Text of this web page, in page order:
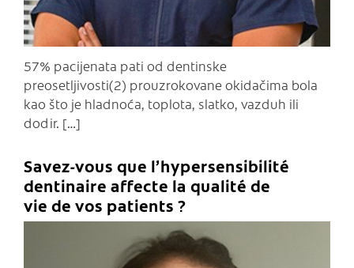
57% pacijenata pati od dentinske
preosetljivosti(2) prouzrokovane okidačima bola
kao što je hladnoća, toplota, slatko, vazduh ili
dodir. […]
Savez-vous que l’hypersensibilité
dentinaire affecte la qualité de
vie de vos patients ?